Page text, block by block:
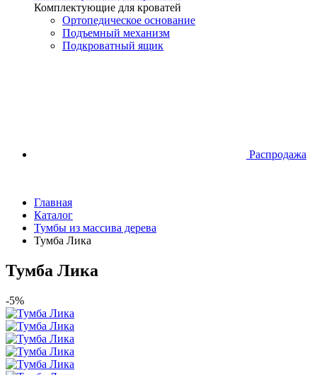
Комплектующие для кроватей
Ортопедическое основание
Подъемный механизм
Подкроватный ящик
Распродажа
Главная
Каталог
Тумбы из массива дерева
Тумба Лика
Тумба Лика
-5%